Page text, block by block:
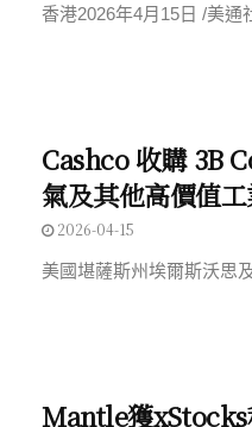
香港2026年4月15日 /美通
Cashco 收購 3B
氣及其他高價值
2026-04-15
美國堪薩斯州埃爾斯沃思
Mantle獲xStocks